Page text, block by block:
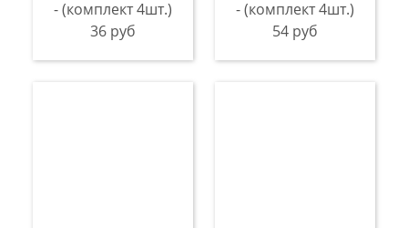
- (комплект 4шт.)
36 руб
- (комплект 4шт.)
54 руб